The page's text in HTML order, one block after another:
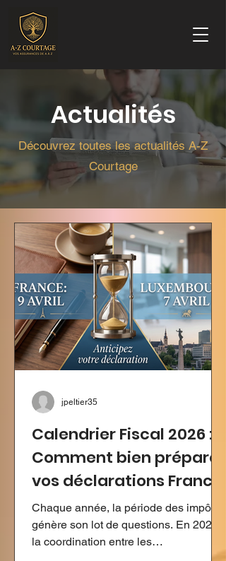
Actualités
Découvrez toutes les actualités A-Z
Courtage
Calendrier Fiscal 2026 :
Comment bien préparer
vos déclarations France
et Luxembourg ?
Chaque année, la période des impôts
génère son lot de questions. En 2026,
la coordination entre les
jpeltier35